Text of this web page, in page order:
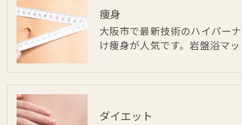
痩身
大阪市で最新技術のハイパー
け痩身が人気です。岩盤浴マ
ダイエット